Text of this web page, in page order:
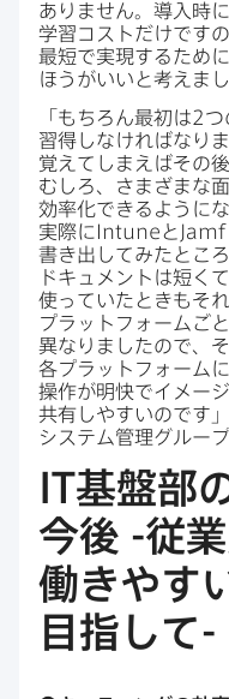
ありません。​導入時
学習コストだけです
最短で​実現する​ため
ほうが​いいと​考えま
「もちろん​最初は2つ
習得しなければなり
覚えてしまえば​その​
むしろ、​さまざまな
効率化できるように
実際に Intuneと
書き出してみた​とこ
ドキュメントは​短く
使っていた​ときも​そ
プラットフォームご
異なりましたので、​
各プラットフォーム
操作が​明快で​イメージ
共有しやすいのです
システム管理グループ
IT基盤部
今後 -従
働きやす
目指して-